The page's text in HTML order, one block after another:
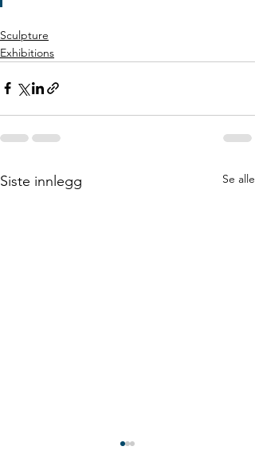
Sculpture
Exhibitions
Siste innlegg Se alle